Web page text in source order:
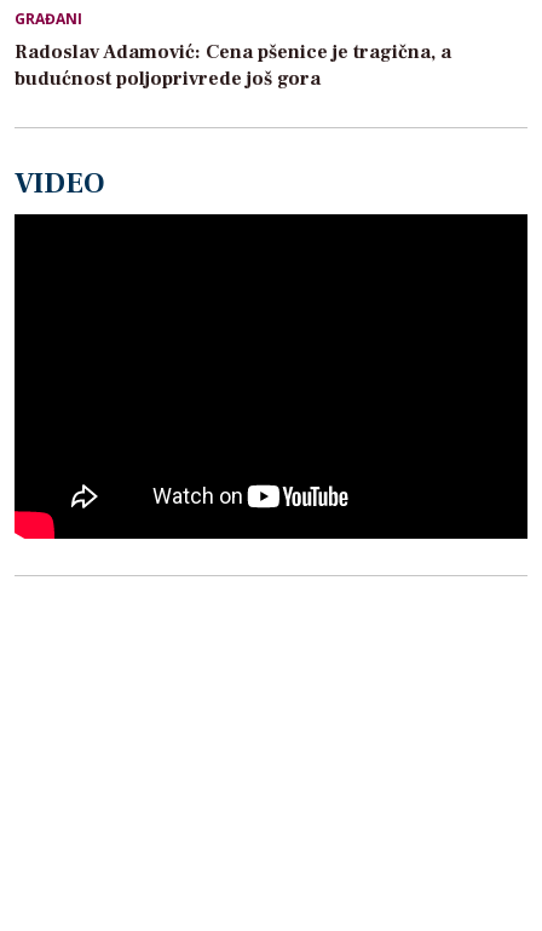
GRAĐANI
Radoslav Adamović: Cena pšenice je tragična, a
budućnost poljoprivrede još gora
VIDEO